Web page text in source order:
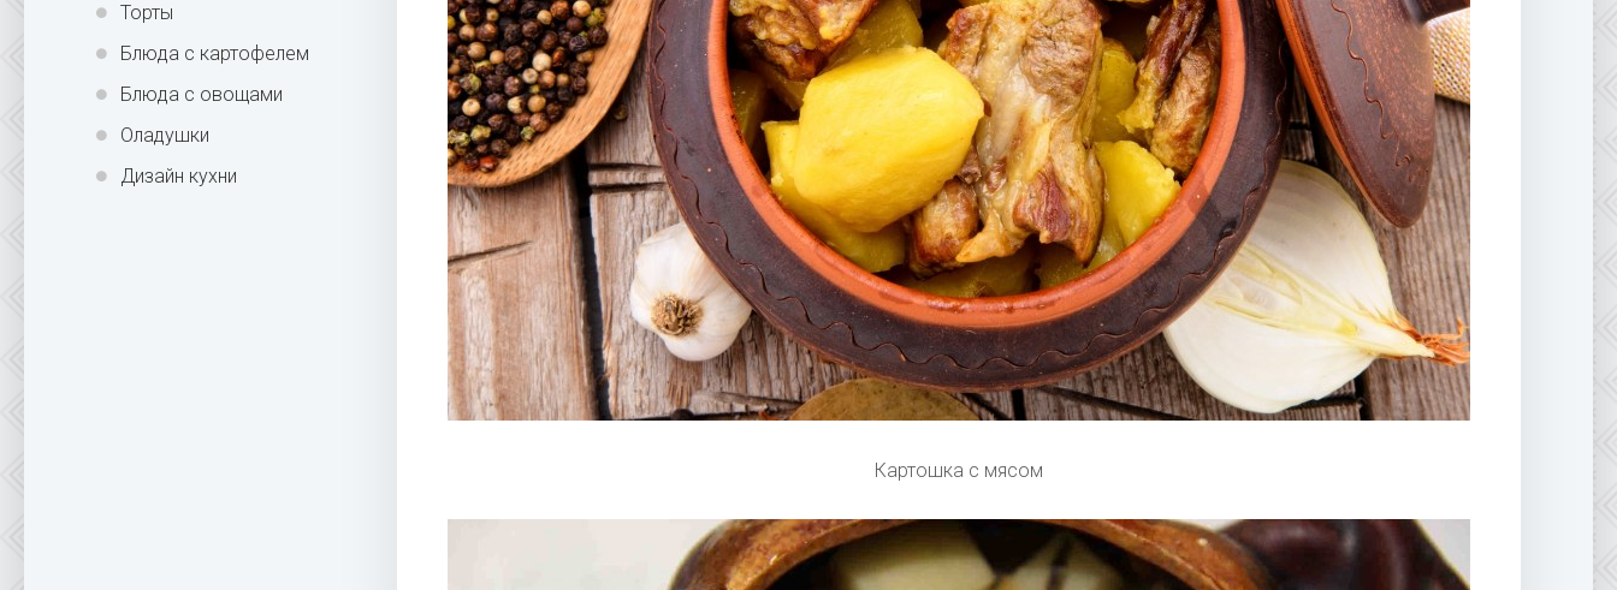
Торты
Блюда с картофелем
Блюда с овощами
Оладушки
Дизайн кухни
Картошка с мясом